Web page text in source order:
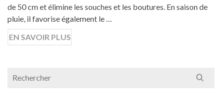
de 50 cm et élimine les souches et les boutures. En saison de
pluie, il favorise également le …
EN SAVOIR PLUS
Search